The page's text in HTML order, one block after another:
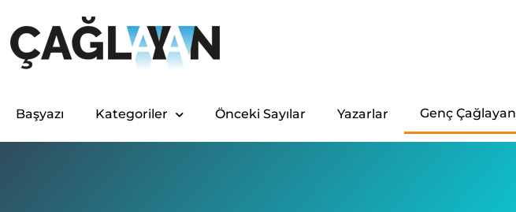
Başyazı Kategoriler Önceki Sayılar Yazarlar Genç Çağlayan